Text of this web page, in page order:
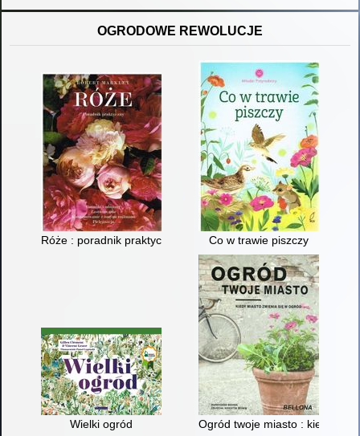
OGRODOWE REWOLUCJE
Róże : poradnik praktyczny : gatunki i odmiany,
Co w trawie piszczy
Wielki ogród Ogród twoje miasto : kiedy